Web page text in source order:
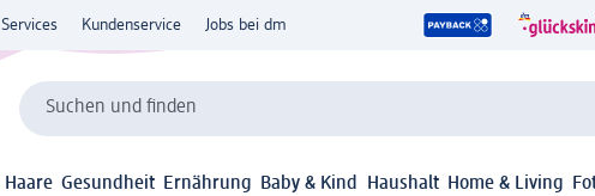
Services Kundenservice Jobs bei dm
Suchen und finden
Haare Gesundheit Ernährung Baby & Kind Haushalt Home & Living